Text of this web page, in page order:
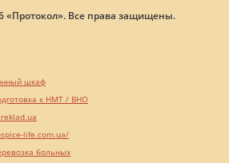
«Протокол». Все права защищены.
шкаф
к НМТ / ВНО
life.com.ua/
больных